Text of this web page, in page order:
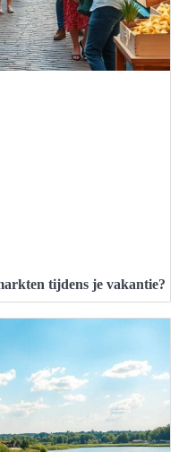
tijdens je vakantie?